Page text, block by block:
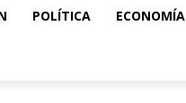
POLÍTICA ECONOMÍA